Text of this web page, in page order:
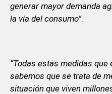
generar mayor demanda
la vía del consumo”.
“Todas estas medidas
sabemos que se trata de
situación que viven